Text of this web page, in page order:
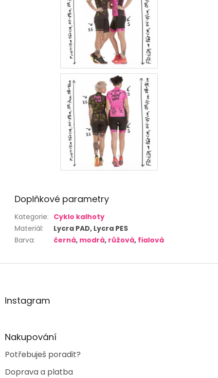
Doplňkové parametry
Kategorie: Cyklo kalhoty
Materiál:
Lycra PAD, Lycra PES
Barva: černá, modrá, růžová, fialová
Z
aInstagram
Nakupování
Potřebuješ poradit?
Doprava a platba